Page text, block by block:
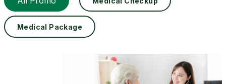
Medical Package